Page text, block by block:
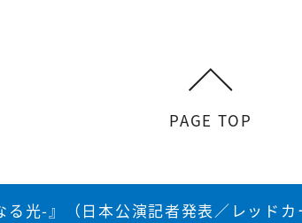
PAGE TOP
る光-』（日本公演記者発表／レッド